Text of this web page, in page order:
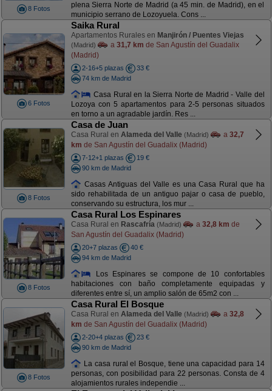
8 Fotos
plena Sierra Norte de Madrid (a 45 min. de Madrid), en el
municipio serrano de Lozoyuela. Cons ...
6 Fotos
Saika Rural
Apartamentos Rurales en Manjirón / Puentes Viejas
(Madrid) a 31,7 km de San Agustín del Guadalix
(Madrid)
2-16+5 plazas
33 €
74 km de Madrid
Casa Rural en la Sierra Norte de Madrid - Valle del
Lozoya con 5 apartamentos para 2-5 personas situados
en torno a un agradable jardín. Res ...
8 Fotos
Casa de Juan
Casa Rural en Alameda del Valle (Madrid) a 32,7
km de San Agustín del Guadalix (Madrid)
7-12+1 plazas
19 €
90 km de Madrid
Casas Antiguas del Valle es una Casa Rural que ha
sido rehabilitada de un antiguo pajar o casa de pueblo,
conservando su estructura, los mur ...
8 Fotos
Casa Rural Los Espinares
Casa Rural en Rascafría (Madrid) a 32,8 km de
San Agustín del Guadalix (Madrid)
20+7 plazas
40 €
94 km de Madrid
Los Espinares se compone de 10 confortables
habitaciones con baño completamente equipadas y
diferentes entre sí, un amplio salón de 65m2 con ...
8 Fotos
Casa Rural El Bosque
Casa Rural en Alameda del Valle (Madrid) a 32,8
km de San Agustín del Guadalix (Madrid)
2-20+4 plazas
23 €
90 km de Madrid
La casa rural el Bosque, tiene una capacidad para 14
personas, con posibilidad para 22 personas. Consta de 4
alojamientos rurales independie ...